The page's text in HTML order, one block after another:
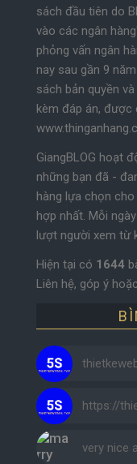
sách đầu tiên do
vào các ngân
phỏng vấn ngân
nay sau gần 9
sách bản quyền
kèm đáp án, được
GiangBLOG hoạt
những bạn đã -
hàng lựa chọn
hợp nhất. Mỗi
lượt người xem từ
Hiện tại có 1644
Liên hệ, góp ý
https://
very nice